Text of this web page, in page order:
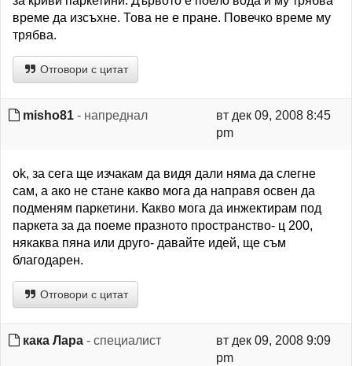
време да изсъхне. Това не е пране. Повечко време му
трябва.
Отговори с цитат
misho81 - напреднал
вт дек 09, 2008 8:45
pm
ok, за сега ще изчакам да видя дали няма да слегне
сам, а ако не стане какво мога да направя освен да
подменям паркетини. Какво мога да инжектирам под
паркета за да поеме празното пространство- ц 200,
някаква пяна или друго- давайте идей, ще съм
благодарен.
Отговори с цитат
кака Лара - специалист
вт дек 09, 2008 9:09
pm